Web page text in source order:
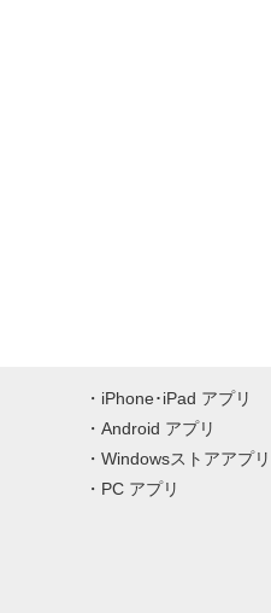
iPhone･iPad アプリ
Android アプリ
Windowsストアアプリ
PC アプリ